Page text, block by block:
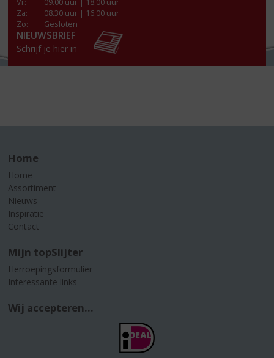
Za:
08.30 uur | 16.00 uur
Zo:
Gesloten
NIEUWSBRIEF
Schrijf je hier in
Home
Home
Assortiment
Nieuws
Inspiratie
Contact
Mijn topSlijter
Herroepingsformulier
Interessante links
Wij accepteren...